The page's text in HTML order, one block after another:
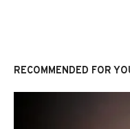
RECOMMENDED FOR